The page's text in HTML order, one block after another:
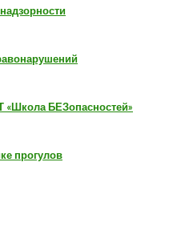
БЕЗопасностей»
прогулов